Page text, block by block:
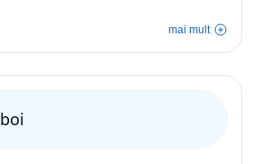
mai mult